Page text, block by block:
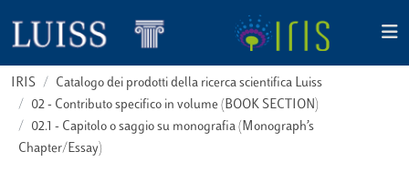
IRIS
Catalogo dei prodotti della ricerca scientifica Luiss
02 - Contributo specifico in volume (BOOK SECTION)
02.1 - Capitolo o saggio su monografia (Monograph’s
Chapter/Essay)